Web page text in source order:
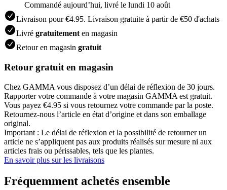
Commandé aujourdʼhui, livré le lundi 10 août
Livraison pour €4.95. Livraison gratuite à partir de €50 d'achats
Livré gratuitement en magasin
Retour en magasin gratuit
Retour gratuit en magasin
Chez GAMMA vous disposez d’un délai de réflexion de 30 jours.
Rapporter votre commande à votre magasin GAMMA est gratuit.
Vous payez €4.95 si vous retournez votre commande par la poste.
Retournez-nous l’article en état d’origine et dans son emballage
original.
Important : Le délai de réflexion et la possibilité de retourner un
article ne s’appliquent pas aux produits réalisés sur mesure ni aux
articles frais ou périssables, tels que les plantes.
En savoir plus sur les livraisons
Fréquemment achetés ensemble